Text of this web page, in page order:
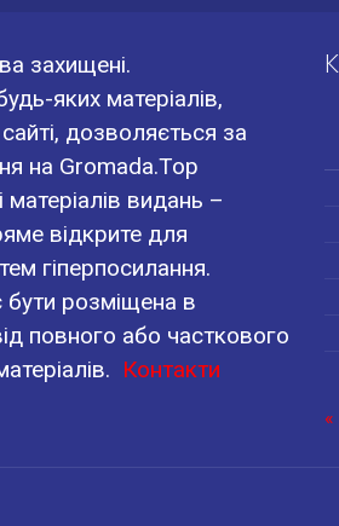
захищені.
яких матеріалів,
дозволяється за
на Gromada.Top
видань –
відкрите для
гіперпосилання.
розміщена в
повного або часткового
Контакти